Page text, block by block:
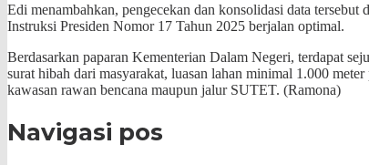
Edi menambahkan, pengecekan dan konsolidasi data
Instruksi Presiden Nomor 17 Tahun 2025 berjalan optimal.
Berdasarkan paparan Kementerian Dalam Negeri, terdapat
surat hibah dari masyarakat, luasan lahan minimal 1.000
kawasan rawan bencana maupun jalur SUTET. (Ramona)
Navigasi pos